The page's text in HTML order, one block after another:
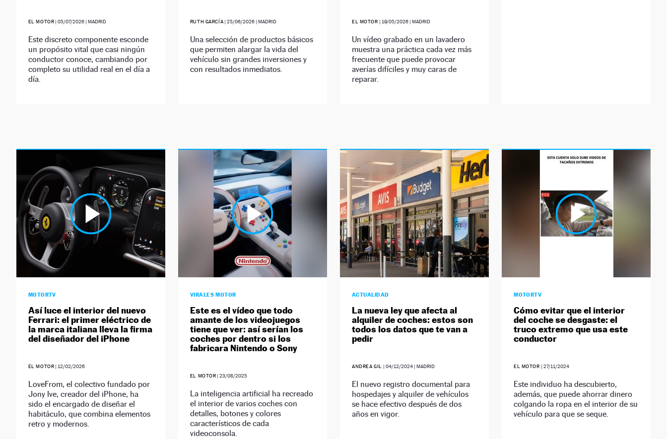
EL MOTOR |05/07/2026 | MADRID
Este discreto componente esconde
un propósito vital que casi ningún
conductor conoce, cambiando por
completo su utilidad real en el día a
día.
RUTH GARCÍA |25/06/2026 | MADRID
Una selección de productos básicos
que permiten alargar la vida del
vehículo sin grandes inversiones y
con resultados inmediatos.
EL MOTOR | 19/05/2026| MADRID
Un vídeo grabado en un lavadero
muestra una práctica cada vez más
frecuente que puede provocar
averías difíciles y muy caras de
reparar.
MOTORTV
Así luce el interior del nuevo
Ferrari: el primer eléctrico de
la marca italiana lleva la firma
del diseñador del iPhone
EL MOTOR | 12/02/2026
LoveFrom, el colectivo fundado por
Jony Ive, creador del iPhone, ha
sido el encargado de diseñar el
habitáculo, que combina elementos
retro y modernos.
VIRALES MOTOR
Este es el vídeo que todo
amante de los videojuegos
tiene que ver: así serían los
coches por dentro si los
fabricara Nintendo o Sony
EL MOTOR |23/08/2025
La inteligencia artificial ha recreado
el interior de varios coches con
detalles, botones y colores
característicos de cada
videoconsola.
ACTUALIDAD
La nueva ley que afecta al
alquiler de coches: estos son
todos los datos que te van a
pedir
ANDREA GIL | 04/12/2024| MADRID
El nuevo registro documental para
hospedajes y alquiler de vehículos
se hace efectivo después de dos
años en vigor.
MOTORTV
Cómo evitar que el interior
del coche se desgaste: el
truco extremo que usa este
conductor
EL MOTOR | 27/11/2024
Este individuo ha descubierto,
además, que puede ahorrar dinero
colgando la ropa en el interior de su
vehículo para que se seque.